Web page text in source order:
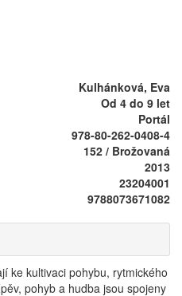
Kulhánková, Eva
Od 4 do 9 let
Portál
978-80-262-0408-4
152 / Brožovaná
2013
23204001
9788073671082
ke kultivaci pohybu, rytmického
pohyb a hudba jsou spojeny